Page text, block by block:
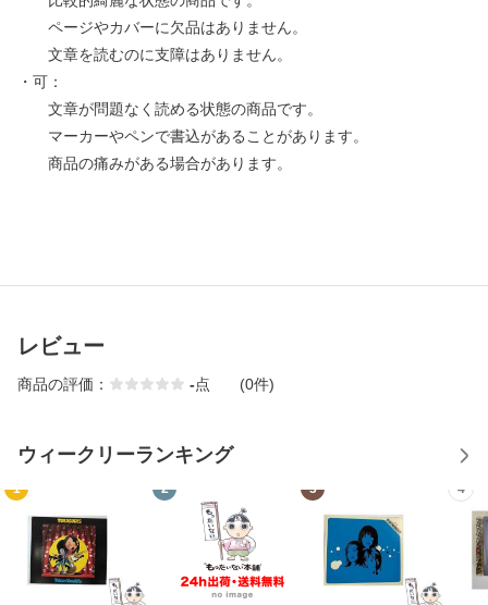
ページやカバーに欠品はありません。
文章を読むのに支障はありません。
・可：
文章が問題なく読める状態の商品です。
マーカーやペンで書込があることがあります。
商品の痛みがある場合があります。
レビュー
商品の評価： -点 (0件)
ウィークリーランキング
1 2 3 4